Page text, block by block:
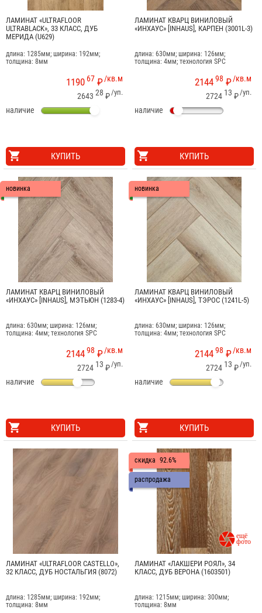
ЛАМИНАТ «ULTRAFLOOR
ULTRABLACK», 33 КЛАСС, ДУБ
МЕРИДА (U629)
длина: 1285мм; ширина: 192мм;
толщина: 8мм
/кв.м
1190 67 ₽
/уп.
2643 28 ₽
наличие
КУПИТЬ
ЛАМИНАТ КВАРЦ ВИНИЛОВЫЙ
«ИНХАУС» [INHAUS], КАРПЕН (3001L-3)
длина: 630мм; ширина: 126мм;
толщина: 4мм; технология SPC
/кв.м
214498 ₽
/уп.
2724 13 ₽
наличие
КУПИТЬ
новинка
ЛАМИНАТ КВАРЦ ВИНИЛОВЫЙ
«ИНХАУС» [INHAUS], МЭТЬЮН (1283-4)
длина: 630мм; ширина: 126мм;
толщина: 4мм; технология SPC
/кв.м
214498 ₽
/уп.
2724 13 ₽
наличие
КУПИТЬ
новинка
ЛАМИНАТ КВАРЦ ВИНИЛОВЫЙ
«ИНХАУС» [INHAUS], ТЭРОС (1241L-5)
длина: 630мм; ширина: 126мм;
толщина: 4мм; технология SPC
/кв.м
214498 ₽
/уп.
2724 13 ₽
наличие
КУПИТЬ
ЛАМИНАТ «ULTRAFLOOR CASTELLO»,
32 КЛАСС, ДУБ НОСТАЛЬГИЯ (8072)
длина: 1285мм; ширина: 192мм;
толщина: 8мм
скидка 92.6%
распродажа

ЛАМИНАТ «ЛАКШЕРИ РОЯЛ», 34
КЛАСС, ДУБ ВЕРОНА (1603501)
длина: 1215мм; ширина: 300мм;
толщина: 8мм